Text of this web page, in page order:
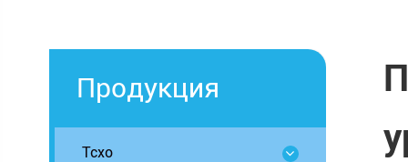
Продукция
Tcxo